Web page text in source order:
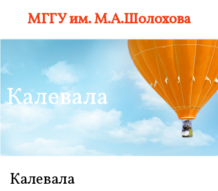
МГГУ им. М.А.Шолохова
Калевала
Калевала